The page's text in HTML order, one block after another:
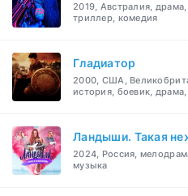
2019, Австралия,
триллер, комедия
Гладиатор
2000, США,
история, боевик,
Ландыши. Такая
2024, Россия,
музыка